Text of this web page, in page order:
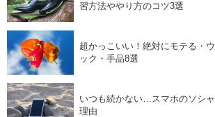
習方法ややり方のコツ3選
超かっこいい！絶対にモテる・
ック・手品8選
いつも続かない…スマホのソシ
理由